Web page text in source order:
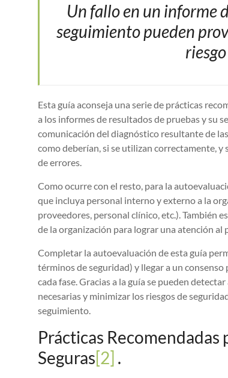
Un fallo en un informe
seguimiento pueden
Esta guía aconseja una serie de prácticas
a los informes de resultados de pruebas y su
comunicación del diagnóstico resultante de
como deberían, si se utilizan correctamente,
de errores.
Como ocurre con el resto, para la
que incluya personal interno y externo a la
proveedores, personal clínico, etc.). También
de la organización para lograr una atención al
Completar la autoevaluación de esta guía
términos de seguridad) y llegar a un
cada fase. Gracias a la guía se pueden
necesarias y minimizar los riesgos de
seguimiento.
Prácticas Recomendadas
Seguras[2] .